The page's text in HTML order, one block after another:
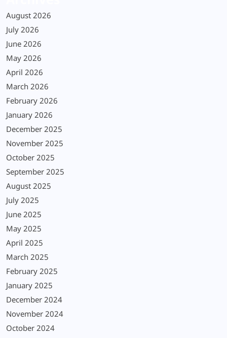
August 2026
July 2026
June 2026
May 2026
April 2026
March 2026
February 2026
January 2026
December 2025
November 2025
October 2025
September 2025
August 2025
July 2025
June 2025
May 2025
April 2025
March 2025
February 2025
January 2025
December 2024
November 2024
October 2024